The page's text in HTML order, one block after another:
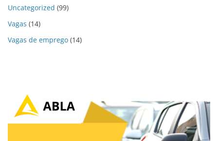
Uncategorized (99)
Vagas (14)
Vagas de emprego (14)